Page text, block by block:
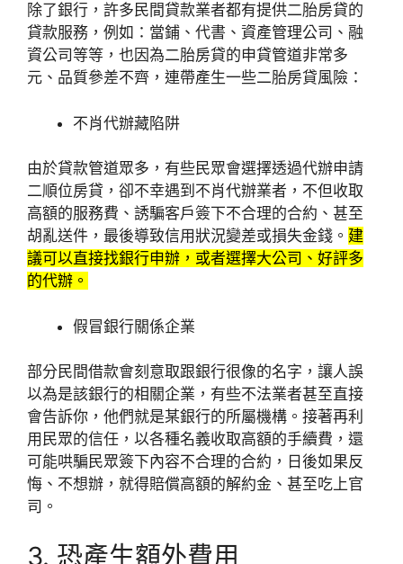
除了銀行，許多民間貸款業者都有提供二胎房貸的
貸款服務，例如：當鋪、代書、資產管理公司、融
資公司等等，也因為二胎房貸的申貸管道非常多
元、品質參差不齊，連帶產生一些二胎房貸風險：
不肖代辦藏陷阱
由於貸款管道眾多，有些民眾會選擇透過代辦申請
二順位房貸，卻不幸遇到不肖代辦業者，不但收取
高額的服務費、誘騙客戶簽下不合理的合約、甚至
胡亂送件，最後導致信用狀況變差或損失金錢。 建
議可以直接找銀行申辦，或者選擇大公司、好評多
的代辦。
假冒銀行關係企業
部分民間借款會刻意取跟銀行很像的名字，讓人誤
以為是該銀行的相關企業，有些不法業者甚至直接
會告訴你，他們就是某銀行的所屬機構。接著再利
用民眾的信任，以各種名義收取高額的手續費，還
可能哄騙民眾簽下內容不合理的合約，日後如果反
悔、不想辦，就得賠償高額的解約金、甚至吃上官
司。
3. 恐產生額外費用